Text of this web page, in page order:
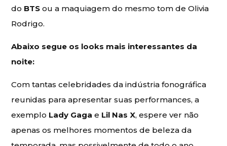
do BTS ou a maquiagem do mesmo tom de Olivia
Rodrigo.
Abaixo segue os looks mais interessantes da
noite:
Com tantas celebridades da indústria fonográfica
reunidas para apresentar suas performances, a
exemplo Lady Gaga e Lil Nas X, espere ver não
apenas os melhores momentos de beleza da